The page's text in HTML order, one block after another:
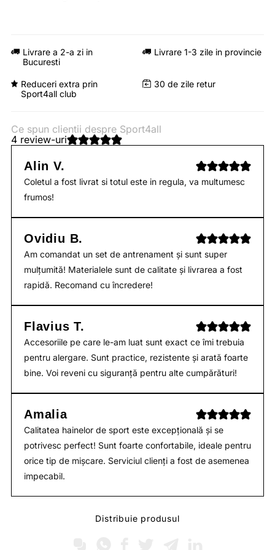
Livrare a 2-a zi in
Bucuresti
Livrare 1-3 zile in provincie
Reduceri extra prin
Sport4all club
30 de zile retur
Ce spun clientii despre Sport4all
4 review-uri
Alin V.
Coletul a fost livrat si totul este in regula, va multumesc
frumos!
Ovidiu B.
Am comandat un set de antrenament și sunt super
mulțumită! Materialele sunt de calitate și livrarea a fost
rapidă. Recomand cu încredere!
Flavius T.
Accesoriile pe care le-am luat sunt exact ce îmi trebuia
pentru alergare. Sunt practice, rezistente și arată foarte
bine. Voi reveni cu siguranță pentru alte cumpărături!
Amalia
Calitatea hainelor de sport este excepțională și se
potrivesc perfect! Sunt foarte confortabile, ideale pentru
orice tip de mișcare. Serviciul clienți a fost de asemenea
impecabil.
Distribuie produsul